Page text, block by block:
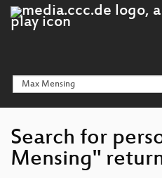
Search for
Mensing"